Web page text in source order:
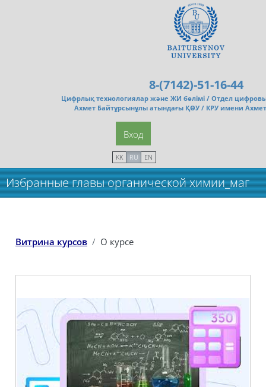
8-(7142)-51-16-44
Цифрлық технологиялар және ЖИ бөлімі / Отдел
Ахмет Байтұрсынұлы атындағы ҚӨУ / КРУ имени
Вход
KK RU EN
Избранные главы органической химии_маг
Витрина курсов О курсе